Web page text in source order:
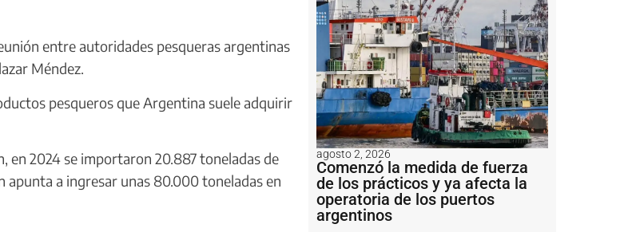
entre autoridades pesqueras argentinas
Méndez.
pesqueros que Argentina suele adquirir
en 2024 se importaron 20.887 toneladas de
apunta a ingresar unas 80.000 toneladas en
agosto 2, 2026
Comenzó la medida de fuerza
de los prácticos y ya afecta la
operatoria de los puertos
argentinos